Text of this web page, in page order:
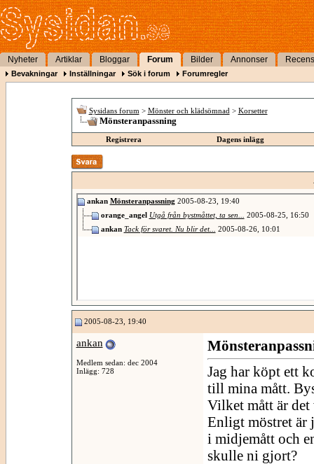
Nyheter Artiklar Bloggar Forum Bilder Annonser
Bevakningar Inställningar Sök i forum Forumregler
Sysidans forum > Mönster och klädsömnad > Korsetter
Mönsteranpassning
Registrera Dagens inlägg
ankan Mönsteranpassning 2005-08-23,
19:40
orange_angel Utgå från bystmåttet, ta sen... 2005-08-25,
16:50
ankan Tack för svaret. Nu blir det... 2005-08-26, 10:01
2005-08-23, 19:40
ankan
Medlem sedan: dec 2004
Inlägg: 728
Jag har köpt ett
till mina mått.
Vilket mått är
Enligt möstret är
i midjemått och
skulle ni gjort?